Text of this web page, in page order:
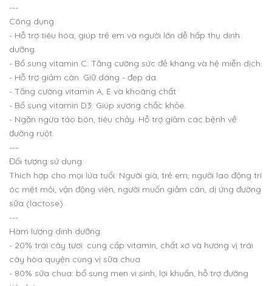
---
Công dụng:
- Hỗ trợ tiêu hóa, giúp trẻ em và người lớn dễ hấp thụ dinh
dưỡng.
- Bổ sung vitamin C: Tăng cường sức đề kháng và hệ miễn dịch.
- Hỗ trợ giảm cân. Giữ dáng - đẹp da.
- Tăng cường vitamin A, E và khoáng chất
- Bổ sung vitamin D3: Giúp xương chắc khỏe.
- Ngăn ngừa táo bón, tiêu chảy. Hỗ trợ giảm các bệnh về
đường ruột.
---
Đối tượng sử dụng:
Thích hợp cho mọi lứa tuổi: Người già, trẻ em, người lao động trí
óc mệt mỏi, vận động viên, người muốn giảm cân, dị ứng đường
sữa (lactose).
---
Hàm lượng dinh dưỡng:
- 20% trái cây tươi: cung cấp vitamin, chất xơ và hương vị trái
cây hòa quyện cùng vị sữa chua
- 80% sữa chua: bổ sung men vi sinh, lợi khuẩn, hỗ trợ đường